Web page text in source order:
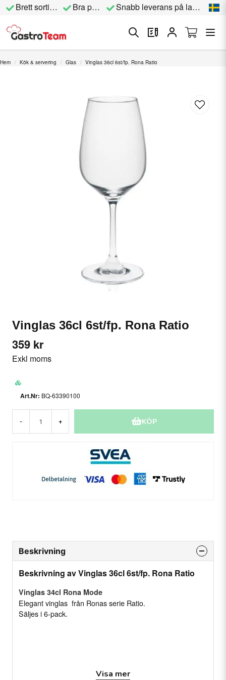
Brett sortiment Bra priser Snabb leverans på lagervara
Hem Kök & servering Glas Vinglas 36cl 6st/fp. Rona Ratio
Vinglas 36cl 6st/fp. Rona Ratio
359 kr
Exkl moms
BQ-63390100
- + KÖP
Beskrivning
Beskrivning av Vinglas 36cl 6st/fp. Rona Ratio
Vinglas 34cl Rona Mode
Elegant vinglas från Ronas serie Ratio.
Säljes i 6-pack.
Visa mer